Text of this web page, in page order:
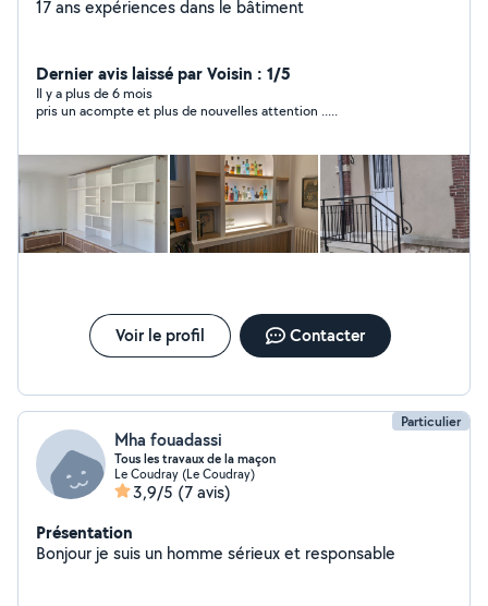
17 ans expériences dans le bâtiment
Dernier avis laissé par Voisin : 1/5
Il y a plus de 6 mois
pris un acompte et plus de nouvelles attention .....
Voir le profil Contacter
Particulier
Mha fouadassi
Tous les travaux de la maçon
Le Coudray (Le Coudray)
3,9/5 (7 avis)
Présentation
Bonjour je suis un homme sérieux et responsable